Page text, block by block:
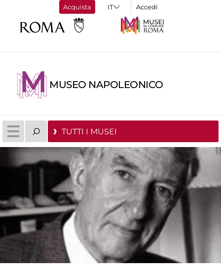
Acquista Accedi
MUSEO NAPOLEONICO
TUTTI I MUSEI